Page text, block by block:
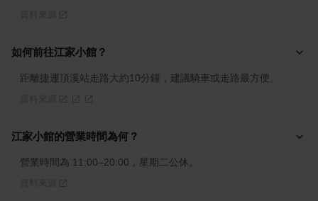
如何前往江家小館？
距離捷運頂溪站走路大約10分鐘，建議騎車或走路最方便。
江家小館的營業時間為何？
營業時間為 11:00–20:00，星期二公休。